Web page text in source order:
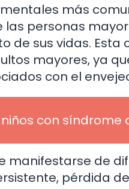
más
las personas
sus vidas. Esta
mayores, ya
con el
con síndrome
manifestarse de
pérdida